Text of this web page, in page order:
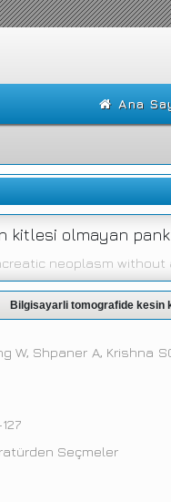
Ana
kitlesi olmayan
neoplasm
Bilgisayarli tomografide kesin
W, Shpaner A, Krishna
Seçmeler